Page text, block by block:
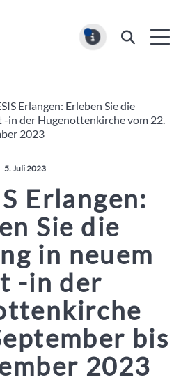
Suchen
Erlangen: Erleben Sie die
-in der Hugenottenkirche vom 22.
2023
Veröffentlicht am:
5. Juli 2023
Erlangen:
Sie die
in neuem
-in der
bis
2023